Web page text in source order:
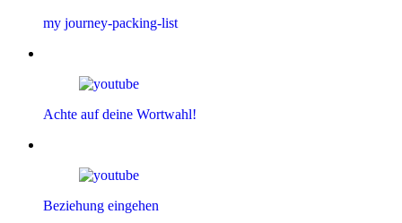
my journey-packing-list
Achte auf deine Wortwahl!
Beziehung eingehen